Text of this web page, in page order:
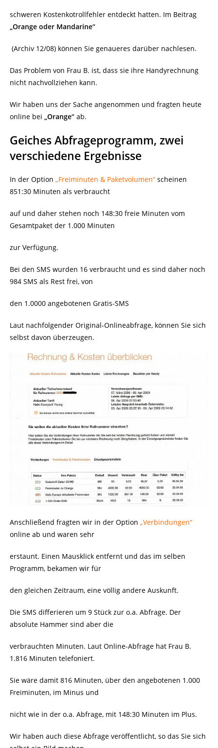
schweren Kostenkotrollfehler entdeckt hatten. Im Beitrag
„Orange oder Mandarine“
(Archiv 12/08) können Sie genaueres darüber nachlesen.
Das Problem von Frau B. ist, dass sie ihre Handyrechnung
nicht nachvollziehen kann.
Wir haben uns der Sache angenommen und fragten heute
online bei „Orange“ ab.
Geiches Abfrageprogramm, zwei
verschiedene Ergebnisse
In der Option „Freiminuten & Paketvolumen“ scheinen
851:30 Minuten als verbraucht
auf und daher stehen noch 148:30 freie Minuten vom
Gesamtpaket der 1.000 Minuten
zur Verfügung.
Bei den SMS wurden 16 verbraucht und es sind daher noch
984 SMS als Rest frei, von
den 1.0000 angebotenen Gratis-SMS
Laut nachfolgender Original-Onlineabfrage, können Sie sich
selbst davon überzeugen.
Anschließend fragten wir in der Option „Verbindungen“
online ab und waren sehr
erstaunt. Einen Mausklick entfernt und das im selben
Programm, bekamen wir für
den gleichen Zeitraum, eine völlig andere Auskunft.
Die SMS differieren um 9 Stück zur o.a. Abfrage. Der
absolute Hammer sind aber die
verbrauchten Minuten. Laut Online-Abfrage hat Frau B.
1.816 Minuten telefoniert.
Sie wäre damit 816 Minuten, über den angebotenen 1.000
Freiminuten, im Minus und
nicht wie in der o.a. Abfrage, mit 148:30 Minuten im Plus.
Wir haben auch diese Abfrage veröffentlicht, so das Sie sich